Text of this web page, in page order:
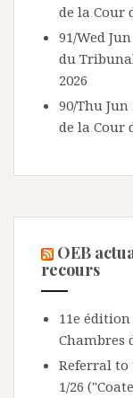
de la Cour
91/Wed
du
2026
90/Thu Jun
de la Cour
OEB
recours
11e
Chambres
Referral to
1/26